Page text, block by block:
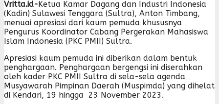
Vritta.id-Ketua Kamar Dagang dan Industri Indonesia
(Kadin) Sulawesi Tenggara (Sultra), Anton Timbang,
menuai apresiasi dari kaum pemuda khususnya
Pengurus Koordinator Cabang Pergerakan Mahasiswa
Islam Indonesia (PKC PMII) Sultra.
Apresiasi kaum pemuda ini diberikan dalam bentuk
penghargaan. Penghargaan bergengsi ini diserahkan
oleh kader PKC PMII Sultra di sela-sela agenda
Musyawarah Pimpinan Daerah (Muspimda) yang dihelat
di Kendari, 19 hingga 23 November 2023.